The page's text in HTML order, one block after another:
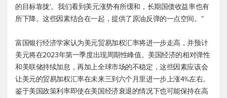
的目标靠拢’。我们看到美元涨势有所缓和，长期国债收益率也有
所下降。这些因素结合在一起，提供了原油反弹的一点空间。”
富国银行经济学家认为美元贸易加权汇率将进一步走高，并预计
美元将在2023年第一季度出现周期性峰值。美国经济的相对弹性
和美联储持续加息，再加上全球市场的不稳定，这些因素应该会
让美元的贸易加权汇率在未来三到六个月里进一步上涨4%左右。
鉴于美国政策利率即使在美国经济衰退的情况下也可能保持在高